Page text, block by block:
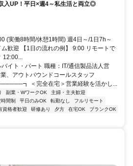
入UP！平日×週4～私生活と両立◎
(実働8時間/休憩1時間) 週4日～/1日7h～
歓迎 【1日の流れの例】 9:00 リモートで
12:00...
イト・パート 職種：IT/通信製品法人営
、アウトバウンドコールスタッフ
＜完全在宅＞営業経験を活かし...
副業・WワークOK
主婦・主夫歓迎
時間制 平日のみOK 転勤なし
フルリモート
資格者歓迎 研修あり 夕方 在宅OK
ブランクOK